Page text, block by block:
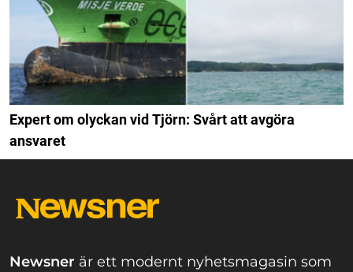
Expert om olyckan vid Tjörn: Svårt att avgöra
ansvaret
Newsner är ett modernt nyhetsmagasin som